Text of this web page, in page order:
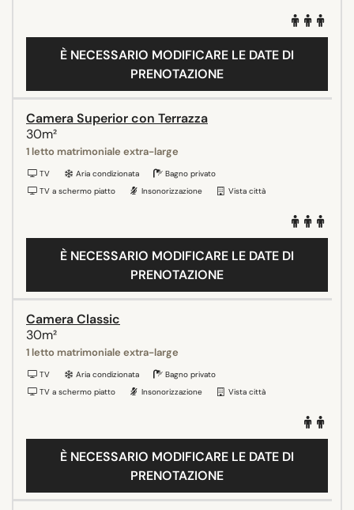
È NECESSARIO MODIFICARE LE DATE DI
PRENOTAZIONE
Camera Superior con Terrazza
30m²
1 letto matrimoniale extra-large
TV Aria condizionata
Bagno privato
TV a schermo piatto
Insonorizzazione Vista città
È NECESSARIO MODIFICARE LE DATE DI
PRENOTAZIONE
Camera Classic
30m²
1 letto matrimoniale extra-large
TV Aria condizionata
Bagno privato
TV a schermo piatto
Insonorizzazione Vista città
È NECESSARIO MODIFICARE LE DATE DI
PRENOTAZIONE